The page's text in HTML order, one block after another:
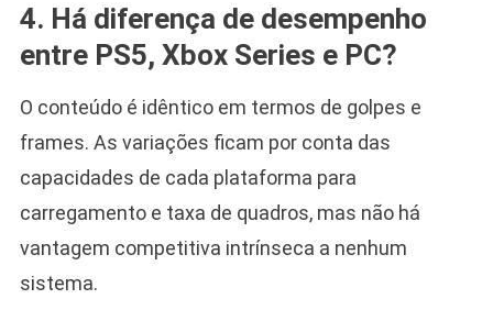
4. Há diferença de desempenho
entre PS5, Xbox Series e PC?
O conteúdo é idêntico em termos de golpes e
frames. As variações ficam por conta das
capacidades de cada plataforma para
carregamento e taxa de quadros, mas não há
vantagem competitiva intrínseca a nenhum
sistema.